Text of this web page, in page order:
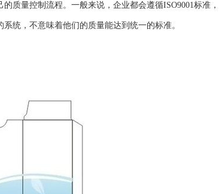
的质量控制流程。一般来说，企业都会遵循ISO9001标准，
统，不意味着他们的质量能达到统一的标准。